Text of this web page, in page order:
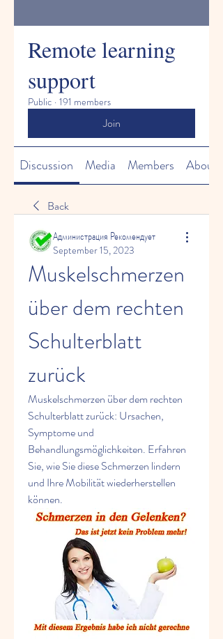
Remote learning
support
Public · 191 members
Join
Discussion Media Members About
Back
Администрация Рекомендует
September 15, 2023
Muskelschmerzen
über dem rechten
Schulterblatt
zurück
Muskelschmerzen über dem rechten
Schulterblatt zurück: Ursachen,
Symptome und
Behandlungsmöglichkeiten. Erfahren
Sie, wie Sie diese Schmerzen lindern
und Ihre Mobilität wiederherstellen
können.